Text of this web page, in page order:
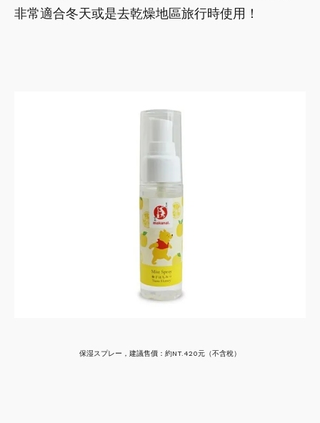
非常適合冬天或是去乾燥地區旅行時使用！
保湿スプレー，建議售價：約NT.420元（不含稅）